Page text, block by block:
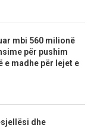
mbi 560 milionë
për pushim
e madhe për lejet e
dhe